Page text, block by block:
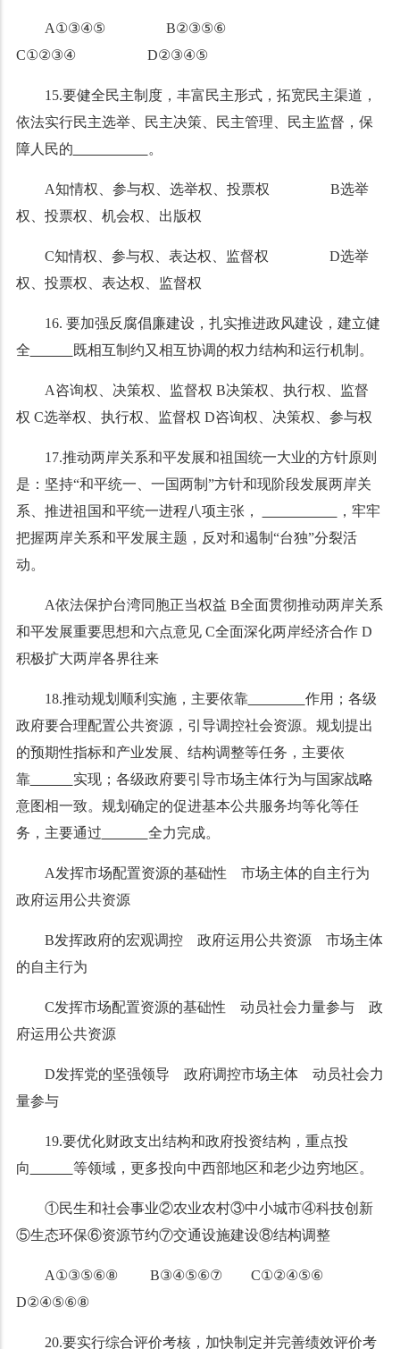
A①③④⑤ B②③⑤⑥
C①②③④ D②③④⑤
15.要健全民主制度，丰富民主形式，拓宽民主渠道，
依法实行民主选举、民主决策、民主管理、民主监督，保
障人民的
。
A知情权、参与权、选举权、投票权 B选举
权、投票权、机会权、出版权
C知情权、参与权、表达权、监督权 D选举
权、投票权、表达权、监督权
16. 要加强反腐倡廉建设，扎实推进政风建设，建立健
全
既相互制约又相互协调的权力结构和运行机制。
A咨询权、决策权、监督权 B决策权、执行权、监督
权 C选举权、执行权、监督权 D咨询权、决策权、参与权
17.推动两岸关系和平发展和祖国统一大业的方针原则
是：坚持“和平统一、一国两制”方针和现阶段发展两岸关
系、推进祖国和平统一进程八项主张，
，牢牢
把握两岸关系和平发展主题，反对和遏制“台独”分裂活
动。
A依法保护台湾同胞正当权益 B全面贯彻推动两岸关系
和平发展重要思想和六点意见 C全面深化两岸经济合作 D
积极扩大两岸各界往来
18.推动规划顺利实施，主要依靠
作用；各级
政府要合理配置公共资源，引导调控社会资源。规划提出
的预期性指标和产业发展、结构调整等任务，主要依
靠
实现； 各级政府要引导市场主体行为与国家战略
意图相一致。规划确定的促进基本公共服务均等化等任
务，主要通过
全力完成。
A发挥市场配置资源的基础性 市场主体的自主行为
政府运用公共资源
B发挥政府的宏观调控 政府运用公共资源 市场主体
的自主行为
C发挥市场配置资源的基础性 动员社会力量参与 政
府运用公共资源
D发挥党的坚强领导 政府调控市场主体 动员社会力
量参与
19.要优化财政支出结构和政府投资结构，重点投
向
等领域，更多投向中西部地区和老少边穷地区。
①民生和社会事业②农业农村③中小城市④科技创新
⑤生态环保⑥资源节约⑦交通设施建设⑧结构调整
A①③⑤⑥⑧ B③④⑤⑥⑦ C①②④⑤⑥
D②④⑤⑥⑧
20.要实行综合评价考核，加快制定并完善绩效评价考